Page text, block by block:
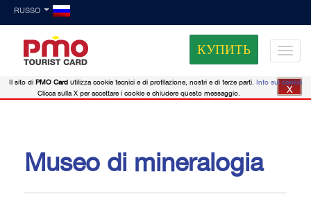
RUSSO
КУПИТЬ
Museo di mineralogia
Il sito di PMO Card utilizza cookie tecnici e di profilazione, nostri e di terze parti. Info sui cookie
Clicca sulla X per accettare i cookie e chiudere questo messaggio.
X